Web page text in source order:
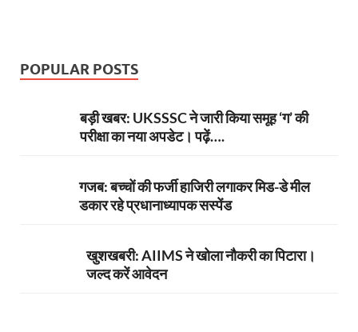
POPULAR POSTS
बड़ी खबर: UKSSSC ने जारी किया समूह ‘ग’ की
परीक्षा का नया अपडेट। पढ़ें….
गजब: बच्चों की फर्जी हाजिरी लगाकर मिड-डे मील
डकार रहे प्रधानाध्यापक सस्पेंड
खुशखबरी: AIIMS ने खोला नौकरी का पिटारा।
जल्द करें आवेदन